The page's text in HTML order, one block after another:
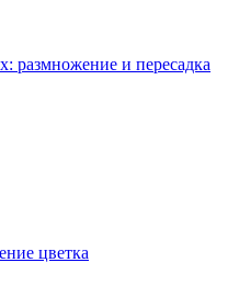
размножение и пересадка
цветка